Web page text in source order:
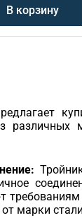
В корзину
марки